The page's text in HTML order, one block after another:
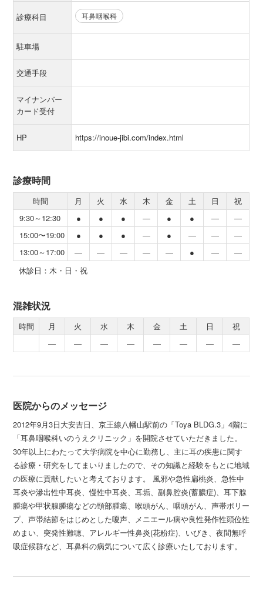
診療科目 耳鼻咽喉科
駐車場
交通手段
マイナンバー
カード受付
HP https://inoue-jibi.com/index.html
診療時間
時間 月 火 水 木 金 土 日
祝
9:30～12:30
● ● ● ― ● ● ―
―
15:00〜19:00
● ● ● ― ● ― ―
―
13:00～17:00
― ― ― ― ― ● ―
―
休診日：木・日・祝
混雑状況
時間 月 火 水 木 金 土 日
祝
―
― ― ― ― ― ― ―
医院からのメッセージ
2012年9月3日大安吉日、京王線八幡山駅前の「Toya BLDG.3」4階に
「耳鼻咽喉科いのうえクリニック」を開院させていただきました。
30年以上にわたって大学病院を中心に勤務し、主に耳の疾患に関す
る診療・研究をしてまいりましたので、その知識と経験をもとに地域
の医療に貢献したいと考えております。 風邪や急性扁桃炎、急性中
耳炎や滲出性中耳炎、慢性中耳炎、耳垢、副鼻腔炎(蓄膿症)、耳下腺
腫瘍や甲状腺腫瘍などの頸部腫瘍、喉頭がん、咽頭がん、声帯ポリー
プ、声帯結節をはじめとした嗄声、メニエール病や良性発作性頭位性
めまい、突発性難聴、アレルギー性鼻炎(花粉症)、いびき、夜間無呼
吸症候群など、耳鼻科の病気について広く診療いたしております。